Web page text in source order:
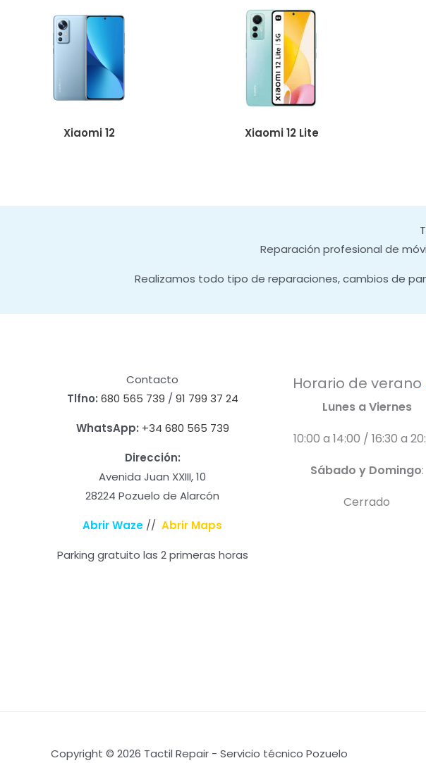
Xiaomi 12 Xiaomi 12 Lite
Reparación profesional de
Realizamos todo tipo de reparaciones, cambios de
Contacto
Tlfno: 680 565 739 / 91 799 37 24
WhatsApp: +34 680 565 739
Dirección:
Avenida Juan XXIII, 10
28224 Pozuelo de Alarcón
Abrir Waze //Abrir Maps
Parking gratuito las 2 primeras horas
Horario de verano
Lunes a Viernes
10:00 a 14:00 / 16:30 a
Sábado y Domingo:
Cerrado
Copyright © 2026 Tactil Repair - Servicio técnico Pozuelo